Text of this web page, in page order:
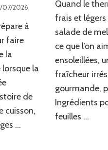
07/2026
à
faire
la
la
de
cuisson,
…
Quand le
frais et
salade de
ce que l’on
ensoleillées,
fraîcheur
gourmande,
Ingrédients
feuilles …